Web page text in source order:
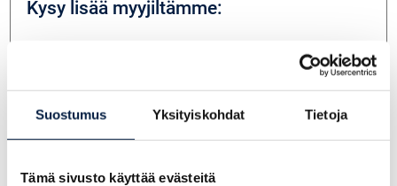
Suostumus Yksityiskohdat Tietoja
Tämä sivusto käyttää evästeitä
Kysy lisää myyjiltämme:
Telakone Myynti
telakone@telakone.com